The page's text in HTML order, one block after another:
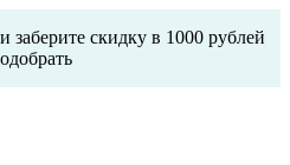
скидку в 1000 рублей